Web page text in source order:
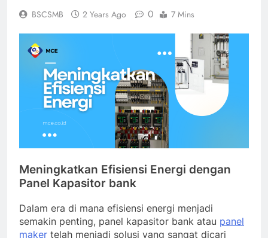
BSCSMB 2 Years Ago 0 7 Mins
Meningkatkan Efisiensi Energi dengan
Panel Kapasitor bank
Dalam era di mana efisiensi energi menjadi
semakin penting, panel kapasitor bank atau panel
maker telah menjadi solusi yang sangat dicari